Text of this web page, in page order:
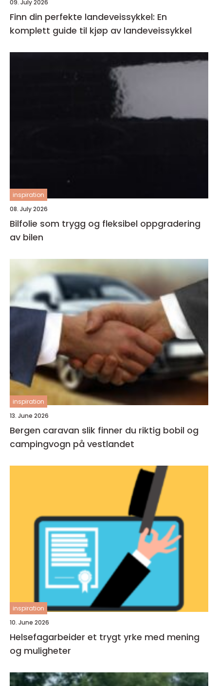
09. July 2026
Finn din perfekte landeveissykkel: En
komplett guide til kjøp av landeveissykkel
inspiration
08. July 2026
Bilfolie som trygg og fleksibel oppgradering
av bilen
inspiration
13. June 2026
Bergen caravan slik finner du riktig bobil og
campingvogn på vestlandet
inspiration
10. June 2026
Helsefagarbeider et trygt yrke med mening
og muligheter